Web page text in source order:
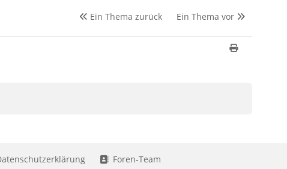
Ein Thema zurück Ein Thema vor
Foren-Team